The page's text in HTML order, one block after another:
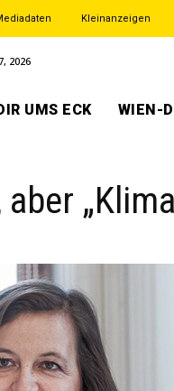
Kleinanzeigen
2026
UMS ECK WIEN-